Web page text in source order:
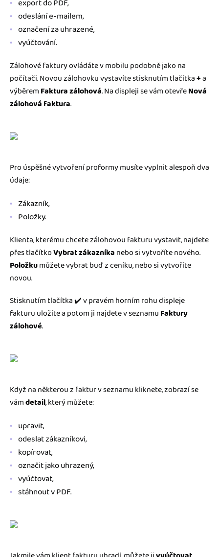
export do PDF,
odeslání e-mailem,
označení za uhrazené,
vyúčtování.
Zálohové faktury ovládáte v mobilu podobně jako na
počítači. Novou zálohovku vystavíte stisknutím tlačítka+a
výběrem Faktura zálohová. Na displeji se vám otevřeNová
zálohová faktura.
Pro úspěšné vytvoření proformy musíte vyplnit alespoň dva
údaje:
Zákazník,
Položky.
Klienta, kterému chcete zálohovou fakturu vystavit, najdete
přes tlačítkoVybrat zákazníka nebo si vytvoříte nového.
Položkumůžete vybrat buď z ceníku, nebo si vytvoříte
novou.
Stisknutím tlačítka ✔️ v pravém horním rohu displeje
fakturu uložíte a potom ji najdete v seznamu Faktury
zálohové.
Když na některou z faktur v seznamu kliknete, zobrazí se
vámdetail, který můžete:
upravit,
odeslat zákazníkovi,
kopírovat,
označit jako uhrazený,
vyúčtovat,
stáhnout v PDF.